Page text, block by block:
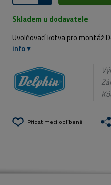
Skladem u dodavatele
Uvolňovací kotva pro montáž
info
Přidat mezi oblíbené